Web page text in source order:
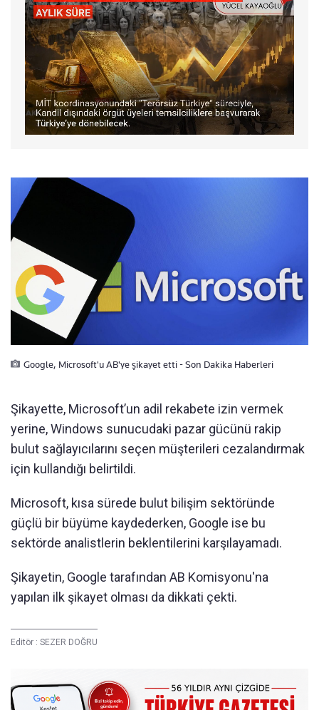
Google, Microsoft'u AB'ye şikayet etti - Son Dakika Haberleri
Şikayette, Microsoft’un adil rekabete izin vermek
yerine, Windows sunucudaki pazar gücünü rakip
bulut sağlayıcılarını seçen müşterileri cezalandırmak
için kullandığı belirtildi.
Microsoft, kısa sürede bulut bilişim sektöründe
güçlü bir büyüme kaydederken, Google ise bu
sektörde analistlerin beklentilerini karşılayamadı.
Şikayetin, Google tarafından AB Komisyonu'na
yapılan ilk şikayet olması da dikkati çekti.
Editör : SEZER DOĞRU